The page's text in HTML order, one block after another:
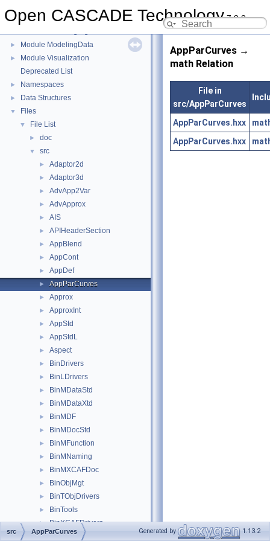
Open CASCADE Technology7.9.0
► Module FoundationClasses
► Module ModelingData
►
Module Visualization
Deprecated List
► Namespaces
► Data Structures
▼ Files
▼ File List
► doc
▼ src
► Adaptor2d
► Adaptor3d
► AdvApp2Var
► AdvApprox
► AIS
► APIHeaderSection
► AppBlend
► AppCont
► AppDef
► AppParCurves
► Approx
► ApproxInt
► AppStd
► AppStdL
► Aspect
► BinDrivers
► BinLDrivers
► BinMDataStd
► BinMDataXtd
► BinMDF
► BinMDocStd
► BinMFunction
► BinMNaming
► BinMXCAFDoc
► BinObjMgt
► BinTObjDrivers
► BinTools
► BinXCAFDrivers
► Bisector
AppParCurves →
math Relation
File in
src/AppParCurves
AppParCurves.hxx
AppParCurves.hxx
src AppParCurves Generated by 1.13.2